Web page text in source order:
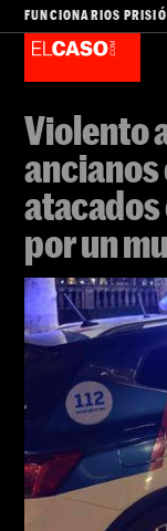
FUNCIONARIOS
Violento
ancianos
atacados
por un